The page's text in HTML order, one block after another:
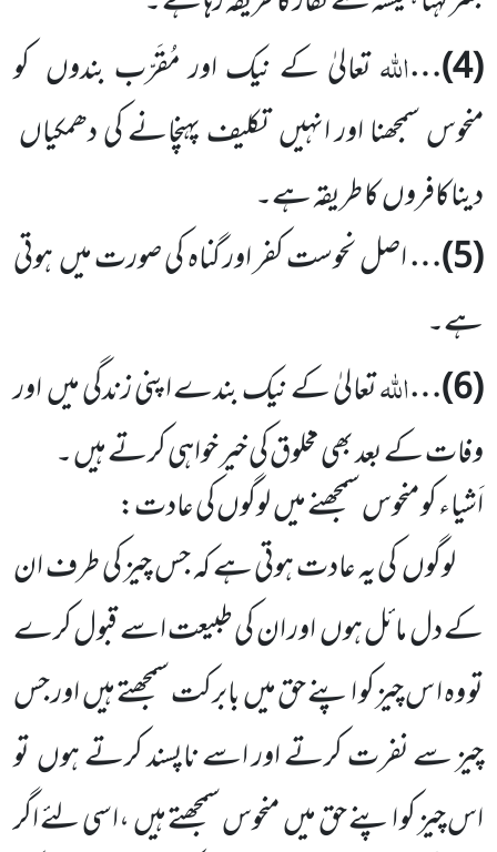
(
4
)…اللہتعالیٰ کے نیک اور مُقَرّب بندوں کو
منحوس سمجھنا اور انہیں تکلیف پہنچانے کی دھمکیاں
دیناکافروںکا طریقہ ہے۔
(
5
)…اصل نحوست کفر اور گناہ کی صورت میںہوتی
ہے۔
(
6
)…اللہتعالیٰ کے نیک بندے اپنی زندگی میںاور
وفات کے بعد بھی مخلوق کی خیر خواہی کرتے ہیں ۔
اَشیاء کو منحوس سمجھنے میںلوگوں کی عادت:
لوگوںکی یہ عادت ہوتی ہے کہ جس چیز کی طرف ان
کے دل مائل ہوںاور ان کی طبیعت اسے قبول کرے
تو وہ ا س چیز کو اپنے حق میںبابرکت سمجھتے ہیںاور جس
چیز سے نفرت کرتے اور اسے ناپسند کرتے ہوںتو
اس چیز کو اپنے حق میںمنحوس سمجھتے ہیں،اسی لئے اگر